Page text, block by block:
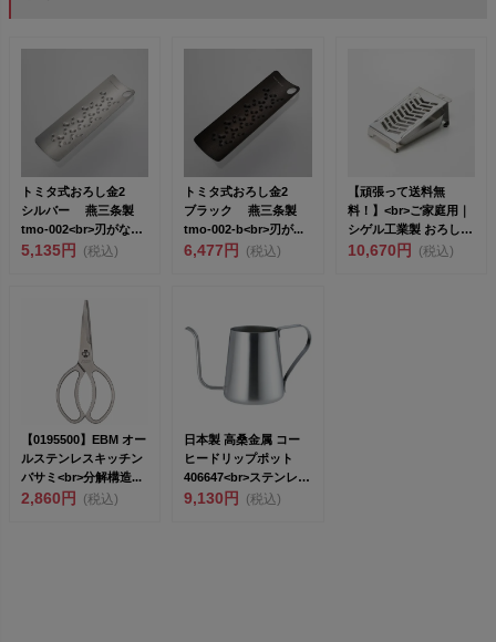
トミタ式おろし金2
シルバー 燕三条製
tmo-002<br>刃がな
い...
5,135円 (税込)
トミタ式おろし金2
ブラック 燕三条製
tmo-002-b<br>刃が...
6,477円 (税込)
【頑張って送料無
料！】<br>ご家庭用｜
シゲル工業製 おろし金
「17°（...
10,670円 (税込)
【0195500】EBM オー
ルステンレスキッチン
バサミ<br>分解構造...
2,860円 (税込)
日本製 高桑金属 コー
ヒードリップポット
406647<br>ステンレ
ス...
9,130円 (税込)